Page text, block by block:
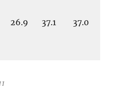
26.9 37.1 37.0